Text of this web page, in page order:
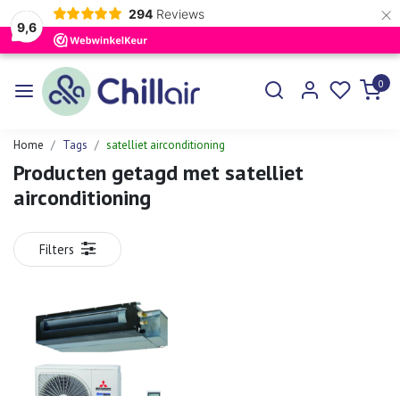
9,6
294 Reviews ×
0
Home Tags satelliet airconditioning
Producten getagd met satelliet
airconditioning
Filters